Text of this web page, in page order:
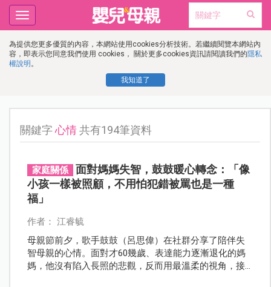
為提供您更多優質的內容，本網站使用cookies分析技術。若繼續閱覽本網站內
容，即表示您同意我們使用 cookies， 關於更多cookies資訊請閱讀我們的隱私
權說明 。
我知道了
Toggle
navigation
關鍵字心情共有194筆資料
家庭關係
面對媽媽失智，鼓鼓暖心轉念：「像
小孩一樣被照顧，不用怕犯錯被罵也是一種
福」
作者： 江睿毓
母親節前夕，歌手鼓鼓（呂思偉）在社群分享了陪伴失
智母親的心情。面對才60幾歲、表達能力逐漸退化的媽
媽，他沒有陷入長照的悲觀，反而用最溫柔的視角，接